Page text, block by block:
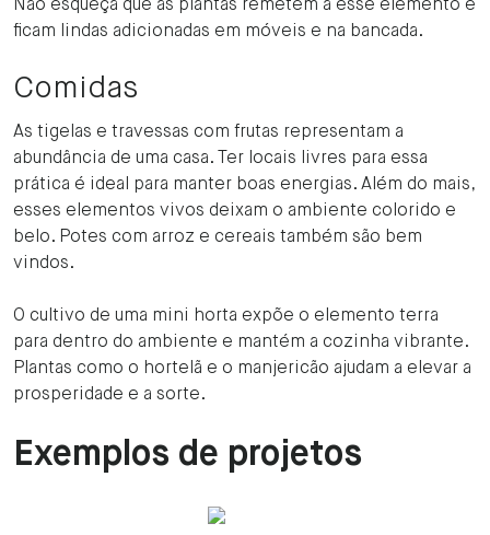
Não esqueça que as plantas remetem a esse elemento e
ficam lindas adicionadas em móveis e na bancada.
Comidas
As tigelas e travessas com frutas representam a
abundância de uma casa. Ter locais livres para essa
prática é ideal para manter boas energias. Além do mais,
esses elementos vivos deixam o ambiente colorido e
belo. Potes com arroz e cereais também são bem
vindos.
O cultivo de uma mini horta expõe o elemento terra
para dentro do ambiente e mantém a cozinha vibrante.
Plantas como o hortelã e o manjericão ajudam a elevar a
prosperidade e a sorte.
Exemplos de projetos